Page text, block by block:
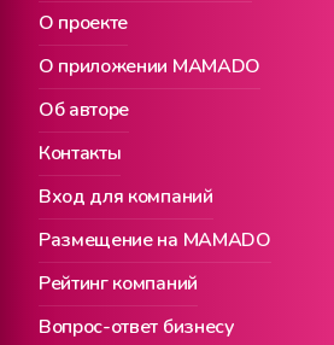
О проекте
Вход для компаний
О приложении MAMADO
Размещение на MAMADO
Об авторе
Рейтинг компаний
Контакты
Вопрос-ответ бизнесу